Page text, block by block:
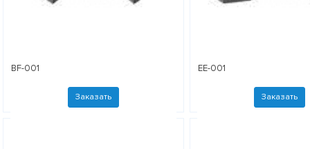
BF-001
Заказать
EE-001
Заказать